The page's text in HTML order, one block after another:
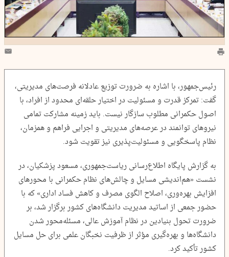
رئیس‌جمهور، با اشاره به ضرورت توزیع عادلانه فرصت‌های مدیریتی،
گفت: تمرکز قدرت و مسئولیت در اختیار حلقه‌ای محدود از افراد، با
اصول حکمرانی مطلوب سازگار نیست. باید زمینه مشارکت تمامی
نیروهای توانمند در عرصه‌های مدیریتی و اجرایی فراهم و همزمان،
نظام پاسخگویی و مسئولیت‌پذیری نیز تقویت شود.
به گزارش پایگاه اطلاع‌رسانی ریاست‌جمهوری، مسعود پزشکیان، در
نشست «هم‌اندیشی مسایل و چالش‌های نظام حکمرانی با محورهای
افزایش بهره‌وری، اصلاح الگوی مصرف و کاهش فساد اداری» که با
حضور جمعی از اساتید مدیریت دانشگاه‌های کشور برگزار شد، بر
ضرورت تحول بنیادین در نظام آموزش عالی، مسئله‌محور شدن
دانشگاه‌ها و بهره‌گیری مؤثر از ظرفیت نخبگان علمی برای حل مسایل
کشور تأکید کرد.